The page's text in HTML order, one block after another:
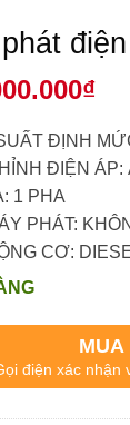
₫
ĐỊNH
ĐIỆN ÁP:
1 PHA
PHÁT:
CƠ:
MUA
điện xác nhận